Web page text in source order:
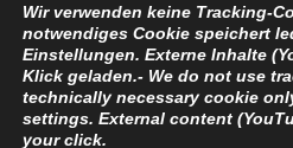
Wir verwenden keine Tracking-
notwendiges Cookie speichert
Einstellungen. Externe Inhalte
Klick geladen.- We do not use
technically necessary cookie
settings. External content
your click.